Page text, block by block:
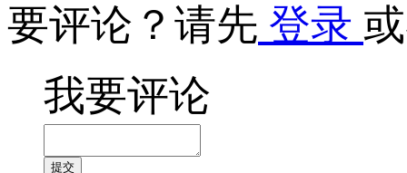
要评论？请先 登录
我要评论